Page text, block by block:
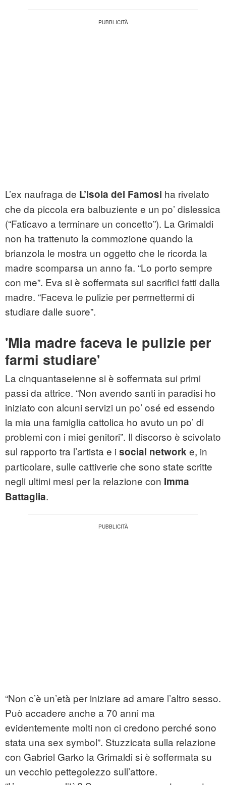
L’ex naufraga de L’Isola dei Famosi ha rivelato
che da piccola era balbuziente e un po’ dislessica
(“Faticavo a terminare un concetto”). La Grimaldi
non ha trattenuto la commozione quando la
brianzola le mostra un oggetto che le ricorda la
madre scomparsa un anno fa. “Lo porto sempre
con me”. Eva si è soffermata sui sacrifici fatti dalla
madre. “Faceva le pulizie per permettermi di
studiare dalle suore”.
'Mia madre faceva le pulizie per
farmi studiare'
La cinquantaseienne si è soffermata sui primi
passi da attrice. “Non avendo santi in paradisi ho
iniziato con alcuni servizi un po’ osé ed essendo
la mia una famiglia cattolica ho avuto un po’ di
problemi con i miei genitori”. Il discorso è scivolato
sul rapporto tra l’artista e i social networke, in
particolare, sulle cattiverie che sono state scritte
negli ultimi mesi per la relazione con Imma
Battaglia.
“Non c’è un’età per iniziare ad amare l’altro sesso.
Può accadere anche a 70 anni ma
evidentemente molti non ci credono perché sono
stata una sex symbol”. Stuzzicata sulla relazione
con Gabriel Garko la Grimaldi si è soffermata su
un vecchio pettegolezzo sull’attore.